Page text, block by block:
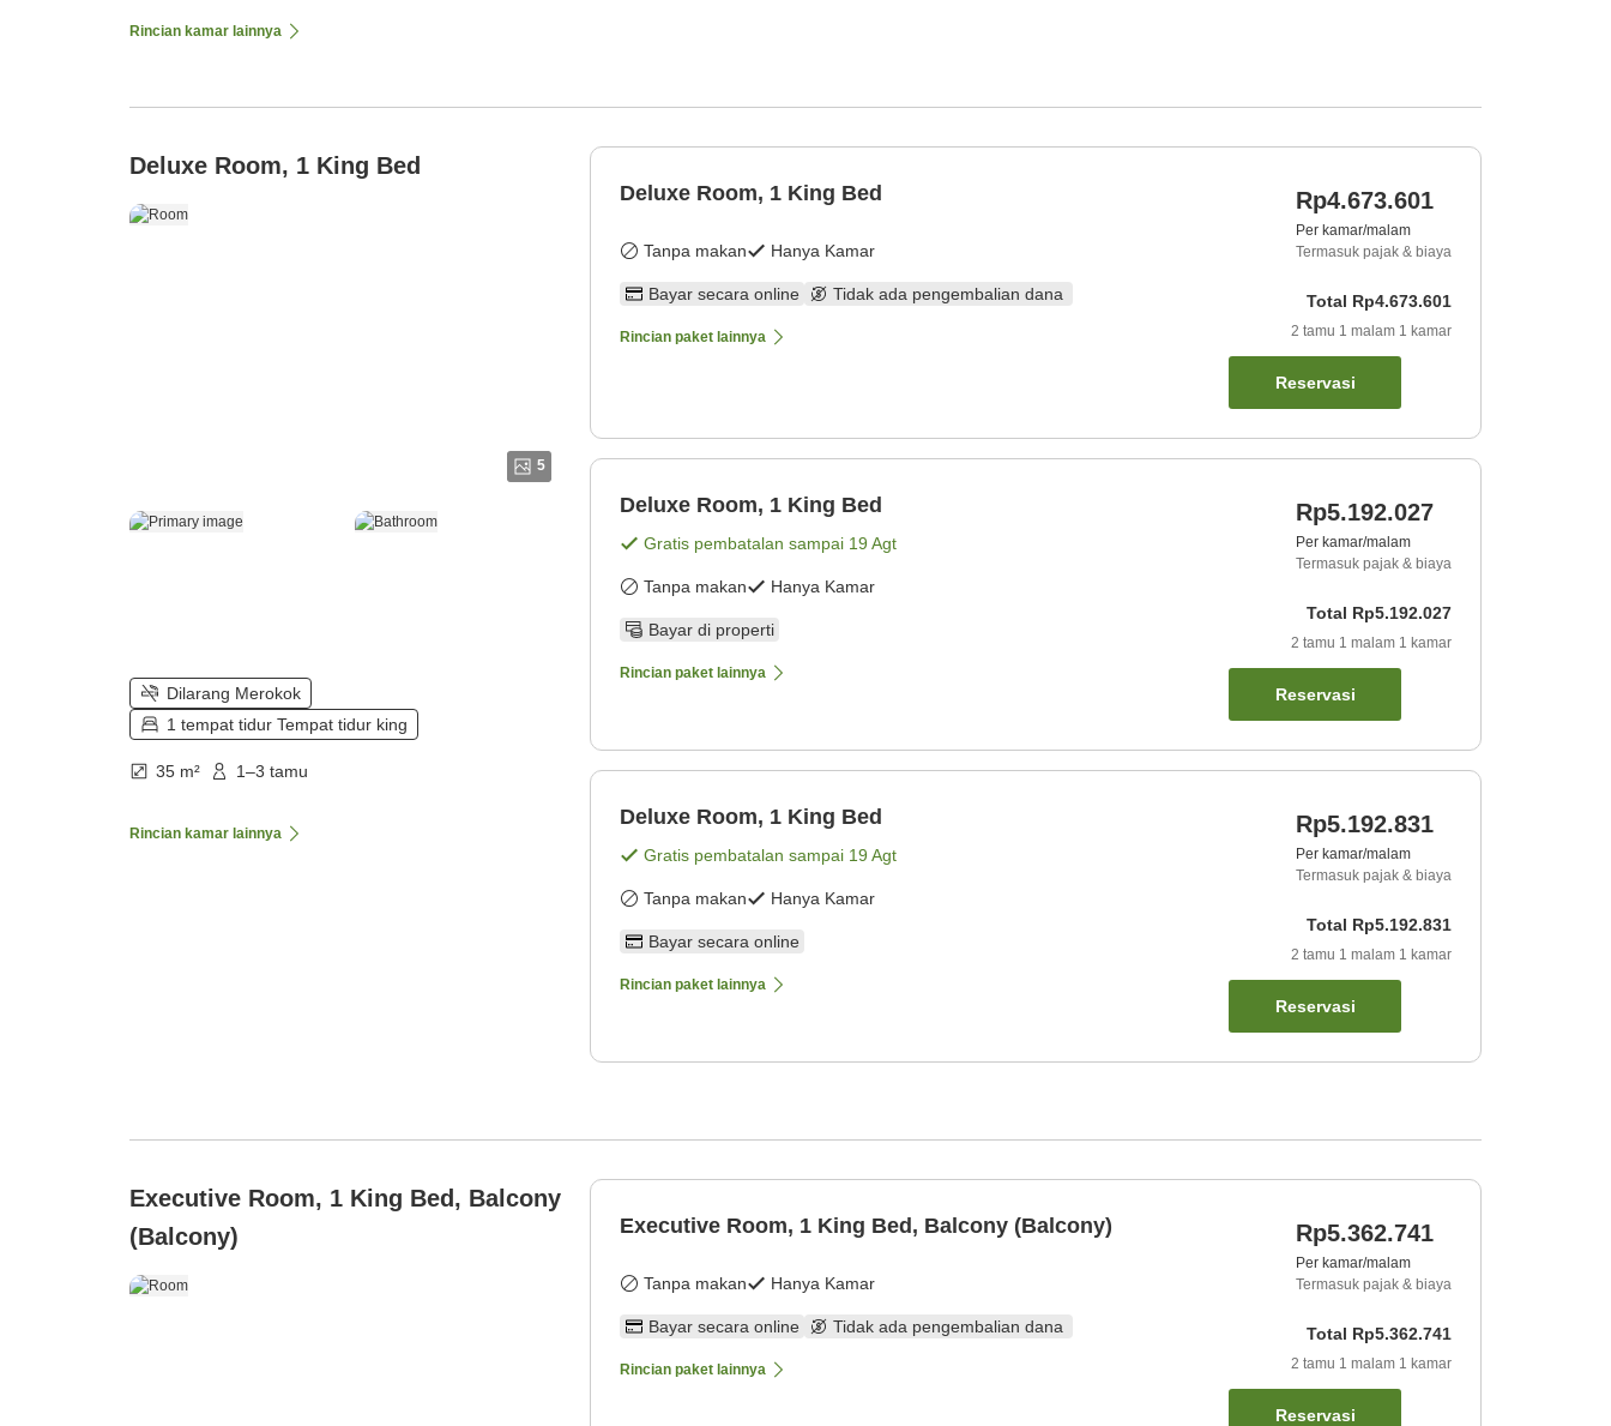
Rincian kamar lainnya
Deluxe Room, 1 King Bed
5
Dilarang Merokok
1 tempat tidur Tempat tidur king
35 m² 1–3 tamu
Rincian kamar lainnya
Deluxe Room, 1 King Bed
Tanpa makan Hanya Kamar
Bayar secara online Tidak ada pengembalian dana
Rincian paket lainnya
Rp4.673.601
Per kamar/malam
Termasuk pajak & biaya
Total Rp4.673.601
2 tamu 1 malam 1 kamar
Reservasi
Deluxe Room, 1 King Bed
Gratis pembatalan sampai 19 Agt
Tanpa makan Hanya Kamar
Bayar di properti
Rincian paket lainnya
Rp5.192.027
Per kamar/malam
Termasuk pajak & biaya
Total Rp5.192.027
2 tamu 1 malam 1 kamar
Reservasi
Deluxe Room, 1 King Bed
Gratis pembatalan sampai 19 Agt
Tanpa makan Hanya Kamar
Bayar secara online
Rincian paket lainnya
Rp5.192.831
Per kamar/malam
Termasuk pajak & biaya
Total Rp5.192.831
2 tamu 1 malam 1 kamar
Reservasi
Executive Room, 1 King Bed, Balcony
(Balcony)
Executive Room, 1 King Bed, Balcony (Balcony)
Tanpa makan Hanya Kamar
Bayar secara online Tidak ada pengembalian dana
Rincian paket lainnya
Rp5.362.741
Per kamar/malam
Termasuk pajak & biaya
Total Rp5.362.741
2 tamu 1 malam 1 kamar
Reservasi